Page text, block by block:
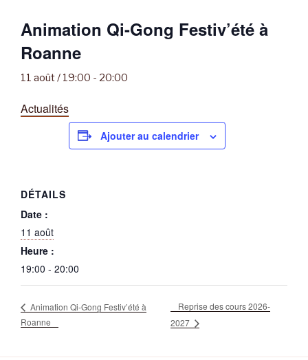
Animation Qi-Gong Festiv’été à
Roanne
11 août / 19:00 - 20:00
Actualités
Ajouter au calendrier
DÉTAILS
Date :
11 août
Heure :
19:00 - 20:00
Animation Qi-Gong Festiv’été à
Roanne
Reprise des cours 2026-
2027